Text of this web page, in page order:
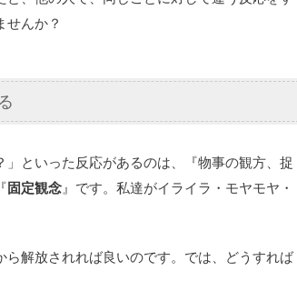
せんか？
といった反応があるのは、『物事の観方、捉
固定観念』です。私達がイライラ・モヤモヤ・
解放されれば良いのです。では、どうすれば